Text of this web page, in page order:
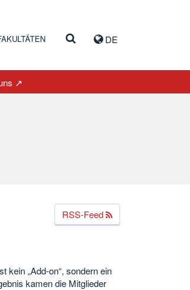
DE
↗
RSS-Feed
kein „Add-on“, sondern ein
kamen die Mitglieder